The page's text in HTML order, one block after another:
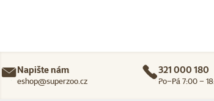
Napište nám
eshop@superzoo.cz
321 000 180
Po–Pá 7:00 –